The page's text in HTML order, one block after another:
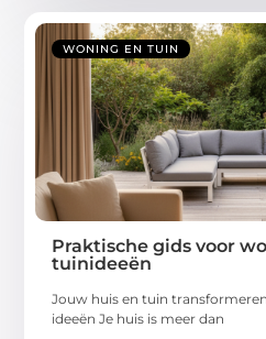
WONING EN TUIN
Praktische gids voor
tuinideeën
Jouw huis en tuin
ideeën Je huis is meer dan